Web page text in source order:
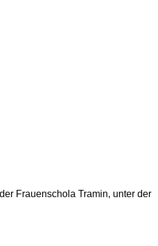
Frauenschola Tramin, unter der